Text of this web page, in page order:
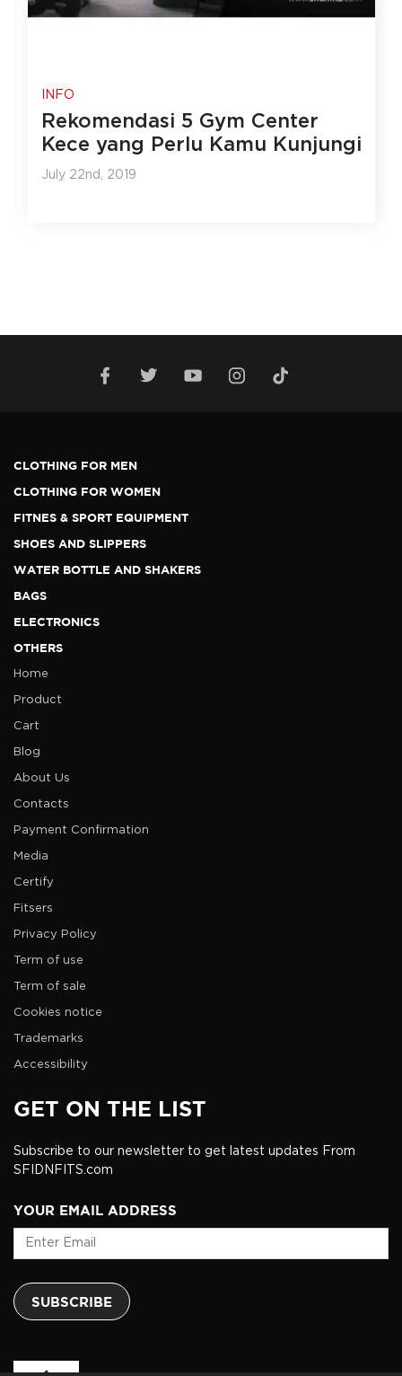
INFO
Rekomendasi 5 Gym Center
Kece yang Perlu Kamu Kunjungi
July 22nd, 2019
CLOTHING FOR MEN
CLOTHING FOR WOMEN
FITNES & SPORT EQUIPMENT
SHOES AND SLIPPERS
WATER BOTTLE AND SHAKERS
BAGS
ELECTRONICS
OTHERS
Home
Product
Cart
Blog
About Us
Contacts
Payment Confirmation
Media
Certify
Fitsers
Privacy Policy
Term of use
Term of sale
Cookies notice
Trademarks
Accessibility
GET ON THE LIST
Subscribe to our newsletter to get latest updates From
SFIDNFITS.com
YOUR EMAIL ADDRESS
SUBSCRIBE